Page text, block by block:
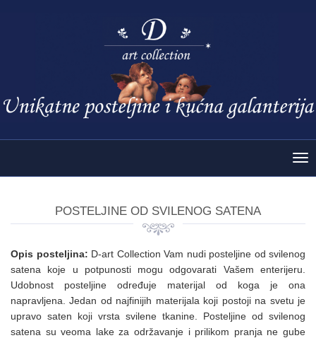
POSTELJINE OD SVILENOG SATENA
Opis posteljina: D-art Collection Vam nudi posteljine od svilenog
satena koje u potpunosti mogu odgovarati Vašem enterijeru.
Udobnost posteljine određuje materijal od koga je ona
napravljena. Jedan od najfinijih materijala koji postoji na svetu je
upravo saten koji vrsta svilene tkanine. Posteljine od svilenog
satena su veoma lake za održavanje i prilikom pranja ne gube